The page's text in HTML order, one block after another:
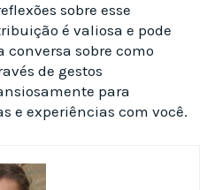
sobre esse
é valiosa e pode
sobre como
de gestos
para
e experiências com você.